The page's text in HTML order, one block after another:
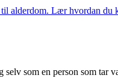
alderdom. Lær hvordan du
som en person som tar